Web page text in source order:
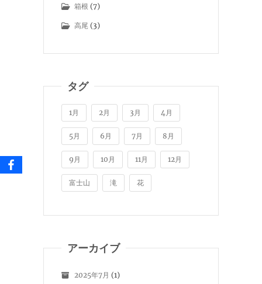
箱根 (7)
高尾 (3)
タグ
1月 2月 3月 4月
5月 6月 7月 8月
9月 10月 11月 12月
富士山 滝 花
アーカイブ
2025年7月 (1)